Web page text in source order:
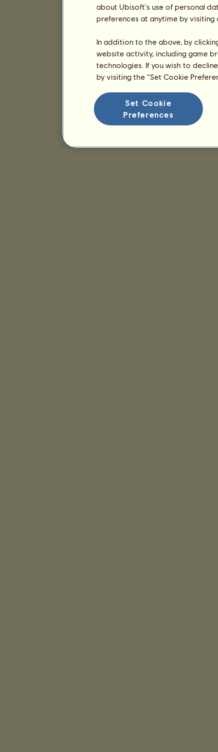
about Ubisoft's use of personal
preferences at anytime by
In addition to the above, by
website activity, including game
technologies. If you wish to
by visiting the “Set Cookie
Set Cookie
Preferences